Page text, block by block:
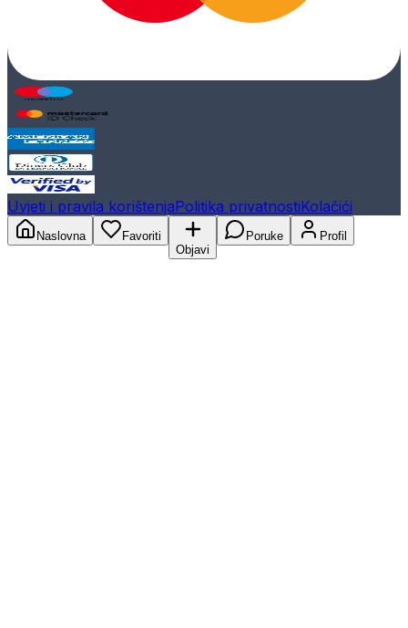
Uvjeti i pravila korištenjaPolitika privatnostiKolačići
Naslovna
Favoriti
Objavi
Poruke Profil